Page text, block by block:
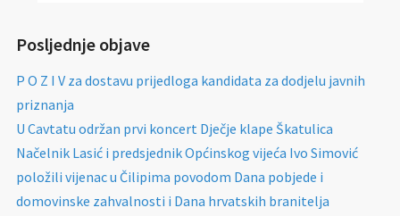
Posljednje objave
P O Z I V za dostavu prijedloga kandidata za dodjelu javnih
priznanja
U Cavtatu održan prvi koncert Dječje klape Škatulica
Načelnik Lasić i predsjednik Općinskog vijeća Ivo Simović
položili vijenac u Čilipima povodom Dana pobjede i
domovinske zahvalnosti i Dana hrvatskih branitelja